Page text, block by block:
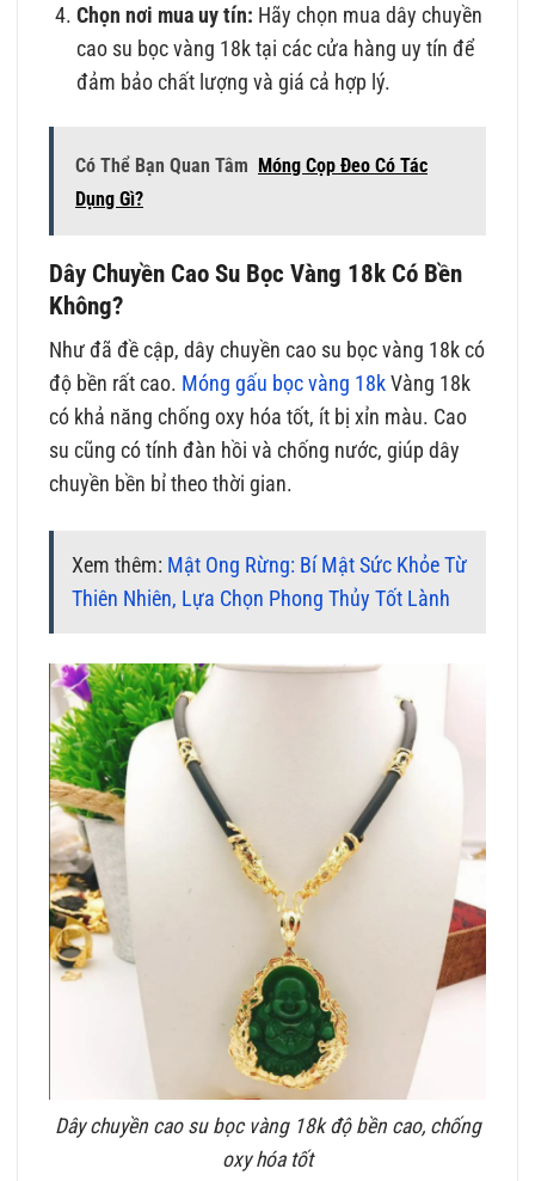
Chọn nơi mua uy tín: Hãy chọn mua dây chuyền
cao su bọc vàng 18k tại các cửa hàng uy tín để
đảm bảo chất lượng và giá cả hợp lý.
Có Thể Bạn Quan Tâm Móng Cọp Đeo Có Tác
Dụng Gì?
Dây Chuyền Cao Su Bọc Vàng 18k Có Bền
Không?
Như đã đề cập, dây chuyền cao su bọc vàng 18k có
độ bền rất cao. Móng gấu bọc vàng 18k Vàng 18k
có khả năng chống oxy hóa tốt, ít bị xỉn màu. Cao
su cũng có tính đàn hồi và chống nước, giúp dây
chuyền bền bỉ theo thời gian.
Xem thêm: Mật Ong Rừng: Bí Mật Sức Khỏe Từ
Thiên Nhiên, Lựa Chọn Phong Thủy Tốt Lành
Dây chuyền cao su bọc vàng 18k độ bền cao, chống
oxy hóa tốt